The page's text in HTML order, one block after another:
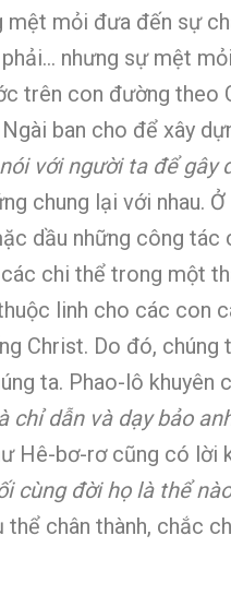
mỏi đưa đến sự
nhưng sự mệt
trên con đường theo
ban cho để xây
với người ta để gây
chung lại với nhau.
dầu những công tác
chi thể trong một
linh cho các con
Christ. Do đó,
ta. Phao-lô khuyên
dẫn và dạy bảo
Hê-bơ-rơ cũng có lời
cùng đời họ là thể
chân thành, chắc